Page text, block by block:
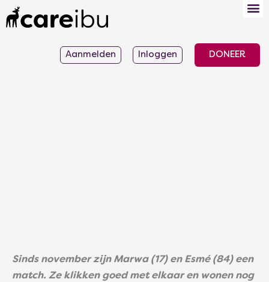
naar
Aanmelden Inloggen DONEER
Sinds november zijn Marwa (17) en Esmé (84) een
match. Ze klikken goed met elkaar en wonen nog